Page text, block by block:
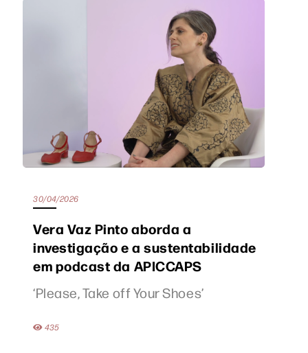
30/04/2026
Vera Vaz Pinto aborda a
investigação e a sustentabilidade
em podcast da APICCAPS
‘Please, Take off Your Shoes’
435